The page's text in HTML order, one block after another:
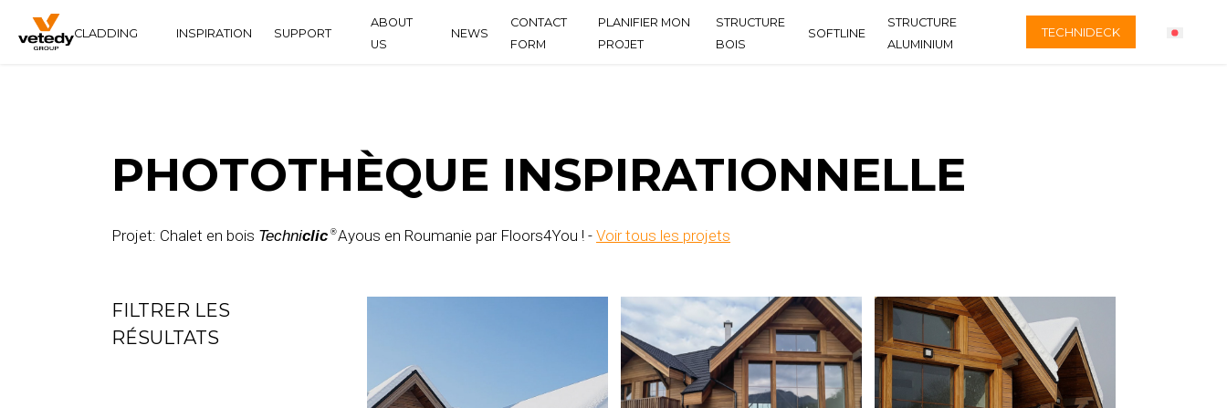
CLADDING
INSPIRATION
SUPPORT
ABOUT
US
HISTORY
NEWS
CONTACT
FORM
PLANIFIER MON
PROJET
STRUCTURE
BOIS
SOFTLINE
STRUCTURE
ALUMINIUM
TECHNIDECK
PHOTOTHÈQUE INSPIRATIONNELLE
Projet: Chalet en bois Techniclic ®Ayous en Roumanie par Floors4You ! - Voir tous les projets
FILTRER LES
RÉSULTATS